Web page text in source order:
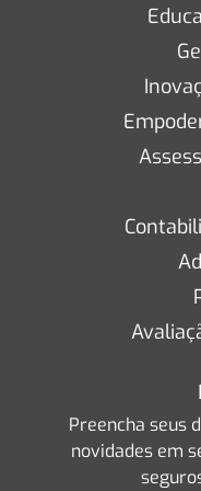
Preencha seus
novidades em